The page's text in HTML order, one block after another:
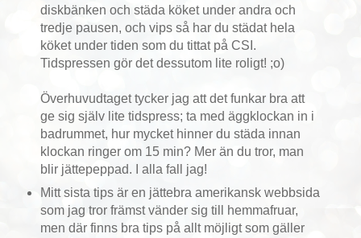
diskbänken och städa köket under andra och
tredje pausen, och vips så har du städat hela
köket under tiden som du tittat på CSI.
Tidspressen gör det dessutom lite roligt! ;o)
Överhuvudtaget tycker jag att det funkar bra att
ge sig själv lite tidspress; ta med äggklockan in i
badrummet, hur mycket hinner du städa innan
klockan ringer om 15 min? Mer än du tror, man
blir jättepeppad. I alla fall jag!
Mitt sista tips är en jättebra amerikansk webbsida
som jag tror främst vänder sig till hemmafruar,
men där finns bra tips på allt möjligt som gäller